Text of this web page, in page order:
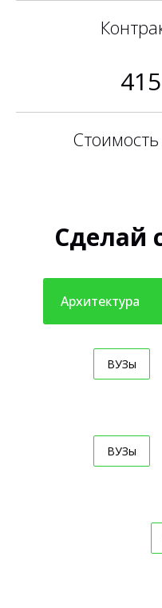
415
Сделай
ВУЗы
ВУЗы